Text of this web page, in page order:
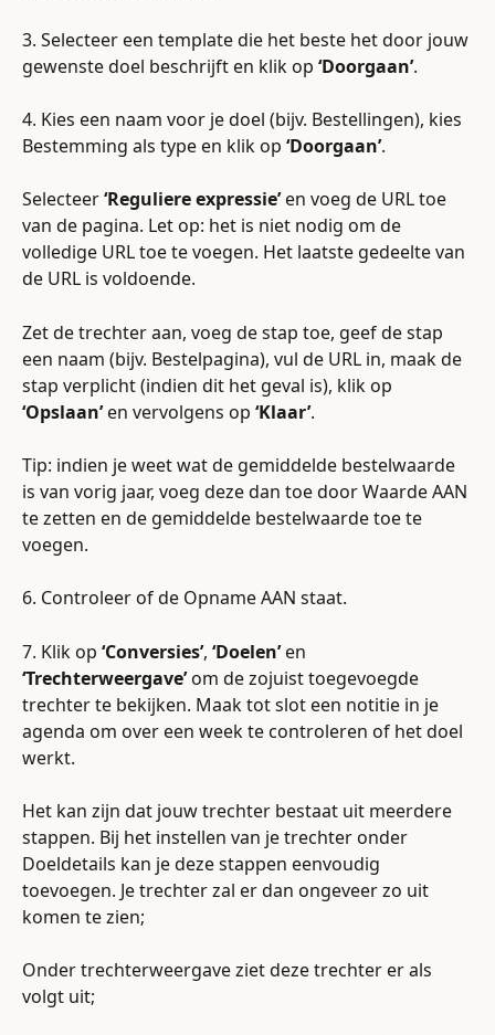
3. Selecteer een template die het beste het door jouw
gewenste doel beschrijft en klik op ‘Doorgaan’.
4. Kies een naam voor je doel (bijv. Bestellingen), kies
Bestemming als type en klik op ‘Doorgaan’.
Selecteer ‘Reguliere expressie’ en voeg de URL toe
van de pagina. Let op: het is niet nodig om de
volledige URL toe te voegen. Het laatste gedeelte van
de URL is voldoende.
Zet de trechter aan, voeg de stap toe, geef de stap
een naam (bijv. Bestelpagina), vul de URL in, maak de
stap verplicht (indien dit het geval is), klik op
‘Opslaan’ en vervolgens op ‘Klaar’.
Tip: indien je weet wat de gemiddelde bestelwaarde
is van vorig jaar, voeg deze dan toe door Waarde AAN
te zetten en de gemiddelde bestelwaarde toe te
voegen.
6. Controleer of de Opname AAN staat.
7. Klik op ‘Conversies’, ‘Doelen’ en
‘Trechterweergave’ om de zojuist toegevoegde
trechter te bekijken. Maak tot slot een notitie in je
agenda om over een week te controleren of het doel
werkt.
Het kan zijn dat jouw trechter bestaat uit meerdere
stappen. Bij het instellen van je trechter onder
Doeldetails kan je deze stappen eenvoudig
toevoegen. Je trechter zal er dan ongeveer zo uit
komen te zien;
Onder trechterweergave ziet deze trechter er als
volgt uit;